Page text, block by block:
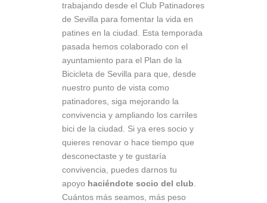
trabajando desde el Club Patinadores
de Sevilla para fomentar la vida en
patines en la ciudad. Esta temporada
pasada hemos colaborado con el
ayuntamiento para el Plan de la
Bicicleta de Sevilla para que, desde
nuestro punto de vista como
patinadores, siga mejorando la
convivencia y ampliando los carriles
bici de la ciudad. Si ya eres socio y
quieres renovar o hace tiempo que
desconectaste y te gustaría
convivencia, puedes darnos tu
apoyo haciéndote socio del club.
Cuántos más seamos, más peso